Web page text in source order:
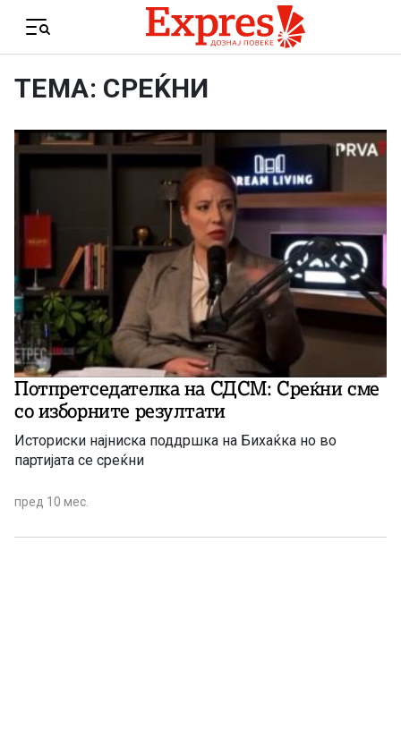
Menu
ТЕМА: СРЕЌНИ
Потпретседателка на СДСМ: Среќни сме
со изборните резултати
Историски најниска поддршка на Бихаќка но во
партијата се среќни
пред 10 мес.